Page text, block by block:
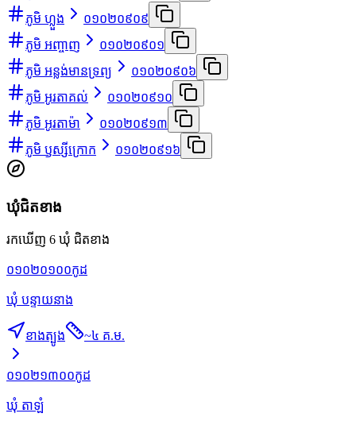
ភូមិ ហ្លួង
០១០២០៩០៩
ភូមិ អញ្ចាញ
០១០២០៩០១
ភូមិ អន្លង់មានទ្រព្យ
០១០២០៩០៦
ភូមិ អូរតាគល់
០១០២០៩១០
ភូមិ អូរតាម៉ា
០១០២០៩១៣
ភូមិ ឫស្សីក្រោក
០១០២០៩១៦
ឃុំជិតខាង
រកឃើញ 6 ឃុំ ជិតខាង
០១០២០១០០កូដ
ឃុំ បន្ទាយនាង
ខាងត្បូង ~៤ គ.ម.
០១០២១៣០០កូដ
ឃុំ តាឡំ